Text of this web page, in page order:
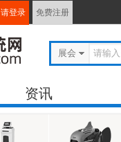
请登录 免费注册
展会
资讯